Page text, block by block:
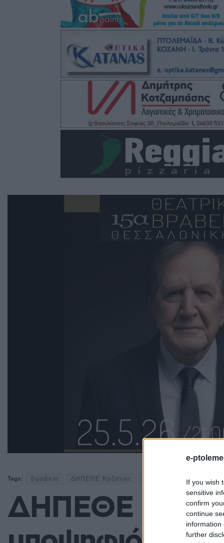
e-
If you wish
sensitive
confirm
continue
information
further
Tags: βραβεία ΔΗΠΕΘΕ Κοζάνης Θεσσαλονίκη
ΔΗΠΕΘΕ